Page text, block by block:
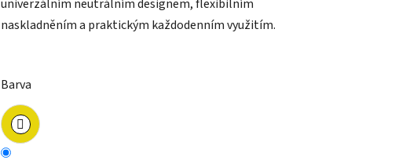
univerzálním neutrálním designem, flexibilním
naskladněním a praktickým každodenním využitím.
Barva